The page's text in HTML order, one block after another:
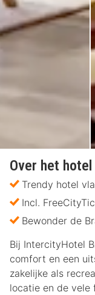
Over het hotel
Trendy hotel
Incl.
Bewonder de
Bij IntercityHotel
comfort en een
zakelijke als
locatie en de